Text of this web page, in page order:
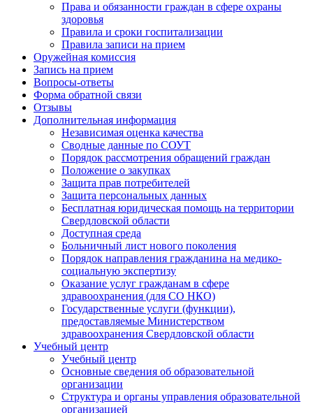
Права и обязанности граждан в сфере охраны
здоровья
Правила и сроки госпитализации
Правила записи на прием
Оружейная комиссия
Запись на прием
Вопросы-ответы
Форма обратной связи
Отзывы
Дополнительная информация
Независимая оценка качества
Сводные данные по СОУТ
Порядок рассмотрения обращений граждан
Положение о закупках
Защита прав потребителей
Защита персональных данных
Бесплатная юридическая помощь на территории
Свердловской области
Доступная среда
Больничный лист нового поколения
Порядок направления гражданина на медико-
социальную экспертизу
Оказание услуг гражданам в сфере
здравоохранения (для СО НКО)
Государственные услуги (функции),
предоставляемые Министерством
здравоохранения Свердловской области
Учебный центр
Учебный центр
Основные сведения об образовательной
организации
Структура и органы управления образовательной
организацией